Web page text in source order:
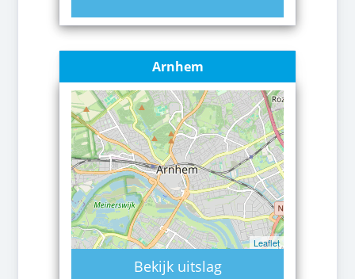
Arnhem
Leaflet
Bekijk uitslag